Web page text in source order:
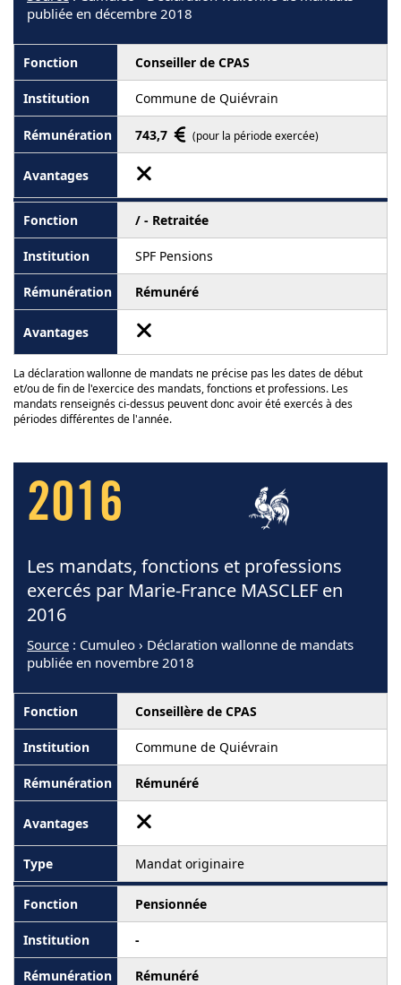
publiée en décembre 2018
Conseiller de CPAS
Commune de Quiévrain
743,7 (pour la période exercée)
/ - Retraitée
SPF Pensions
Rémunéré
La déclaration wallonne de mandats ne précise pas les dates de début
et/ou de fin de l'exercice des mandats, fonctions et professions. Les
mandats renseignés ci-dessus peuvent donc avoir été exercés à des
périodes différentes de l'année.
2016
Les mandats, fonctions et professions
exercés par Marie-France MASCLEF en
2016
Source : Cumuleo › Déclaration wallonne de mandats
publiée en novembre 2018
Conseillère de CPAS
Commune de Quiévrain
Rémunéré
Mandat originaire
Pensionnée
-
Rémunéré